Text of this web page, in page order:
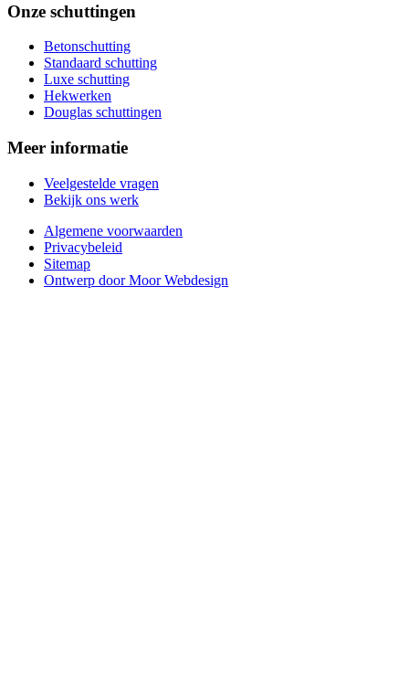
Onze schuttingen
Betonschutting
Standaard schutting
Luxe schutting
Hekwerken
Douglas schuttingen
Meer informatie
Veelgestelde vragen
Bekijk ons werk
Algemene voorwaarden
Privacybeleid
Sitemap
Ontwerp door Moor Webdesign